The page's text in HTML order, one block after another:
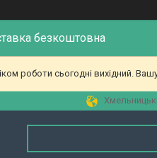
безкоштовна
роботи сьогодні вихідний.